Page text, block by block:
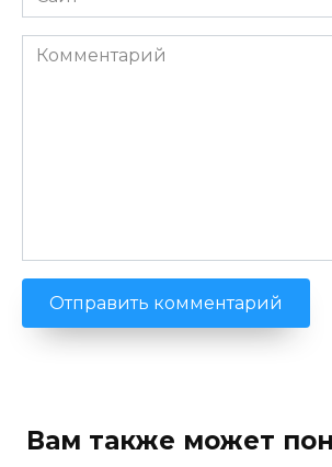
Комментарий
Вам также может